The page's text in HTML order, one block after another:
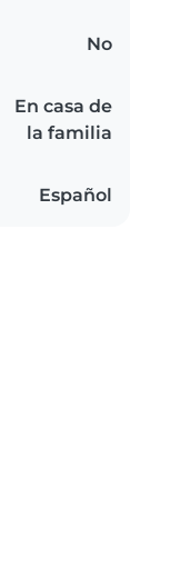
No
En casa de
la familia
Español